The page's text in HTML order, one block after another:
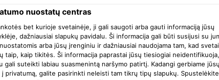
nuostatų centras
bet kurioje svetainėje, ji gali saugoti arba gauti informaciją jūsų
dažniausiai slapukų pavidalu. Ši informacija gali būti susijusi su
arba jūsų įrenginiu ir dažniausiai naudojama tam, kad
taip, kaip tikitės. Ši informacija paprastai jūsų tiesiogiai neidentifikuoja,
gali suteikti labiau suasmenintą naršymo patirtį. Kadangi gerbiame jūsų
privatumą, galite pasirinkti neleisti tam tikrų tipų slapukų. Spustelėkite